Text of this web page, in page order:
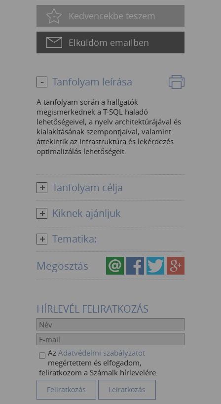
Kedvencekbe teszem
Elküldöm emailben
Tanfolyam leírása
A tanfolyam során a hallgatók
megismerkednek a T-SQL haladó
lehetőségeivel, a nyelv architektúrájával és
kialakításának szempontjaival, valamint
áttekintik az infrastruktúra és lekérdezés
optimalizálás lehetőségeit.
Tanfolyam célja
Kiknek ajánljuk
Tematika:
Megosztás
HÍRLEVÉL FELIRATKOZÁS
Az Adatvédelmi szabályzatot
megértettem és elfogadom,
feliratkozom a Számalk hírlevelére.